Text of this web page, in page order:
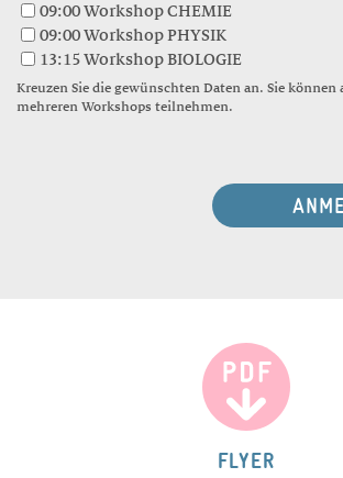
09:00 Workshop CHEMIE
09:00 Workshop PHYSIK
13:15 Workshop BIOLOGIE
Kreuzen Sie die gewünschten Daten an. Sie können
mehreren Workshops teilnehmen.
FLYER